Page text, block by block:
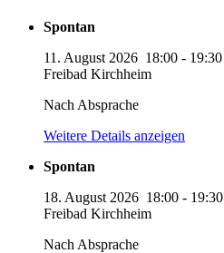
Spontan
11. August 2026 18:00 - 19:30
Freibad Kirchheim
Nach Absprache
Weitere Details anzeigen
Spontan
18. August 2026 18:00 - 19:30
Freibad Kirchheim
Nach Absprache